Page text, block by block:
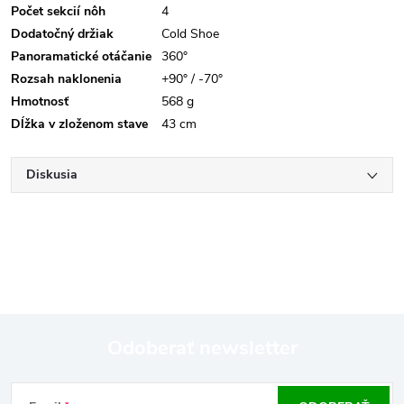
Počet sekcií nôh
4
Dodatočný držiak
Cold Shoe
Panoramatické otáčanie
360°
Rozsah naklonenia
+90° / -70°
Hmotnosť
568 g
Dĺžka v zloženom stave
43 cm
Diskusia
Z